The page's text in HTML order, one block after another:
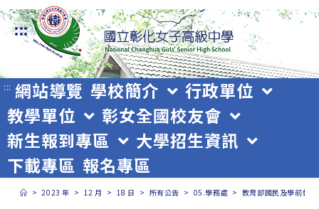
跳
轉
至
主
要
內
容
:::
::: 網站導覽 學校簡介
行政單位
教學單位
彰女全國校友會
新生報到專區
大學招生資訊
下載專區 報名專區
> 2023 年 > 12 月 > 18 日 > 所有公告 > 05.學務處 > 教育部國民及學前教